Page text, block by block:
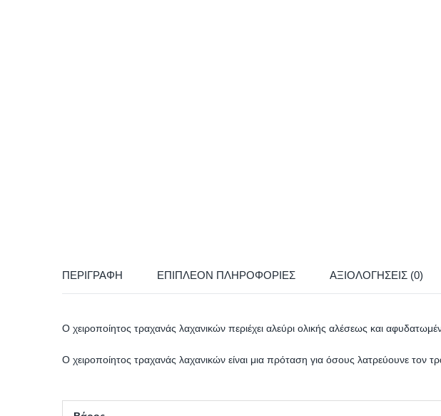
ΠΕΡΙΓΡΑΦΉ ΕΠΙΠΛΈΟΝ ΠΛΗΡΟΦΟΡΊΕΣ ΑΞΙΟΛΟΓΉΣΕΙΣ (0)
Ο χειροποίητος τραχανάς λαχανικών περιέχει αλεύρι ολικής αλέσεως και
Ο χειροποίητος τραχανάς λαχανικών είναι μια πρόταση για όσους λατρεύουνε